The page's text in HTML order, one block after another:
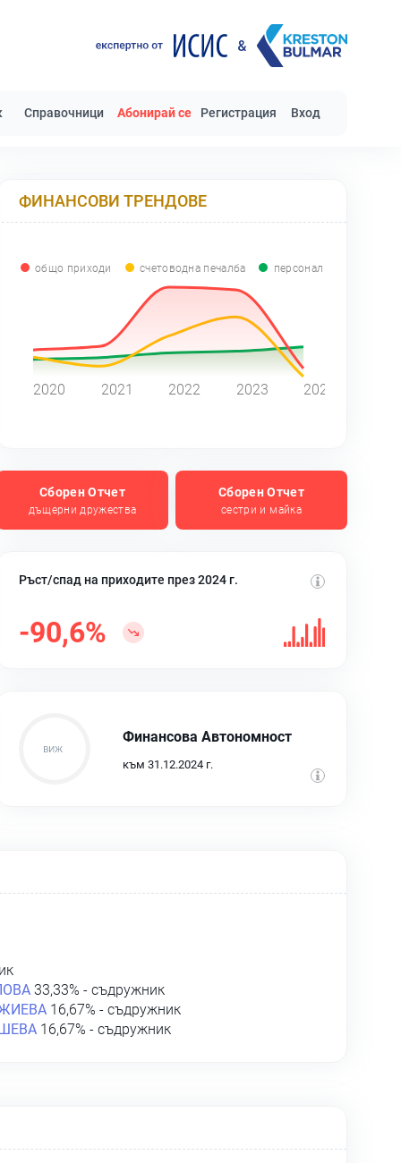
Справочници Абонирай се Регистрация Вход
ФИНАНСОВИ ТРЕНДОВЕ
общо приходи счетоводна печалба персонал
2020 2021 2022 2023 2024
Сборен Отчет
дъщерни дружества
Сборен Отчет
сестри и майка
Ръст/спад на приходите през 2024 г.
-90,6%
Финансова Автономност
към 31.12.2024 г.
33,33% - съдружник
16,67% - съдружник
16,67% - съдружник